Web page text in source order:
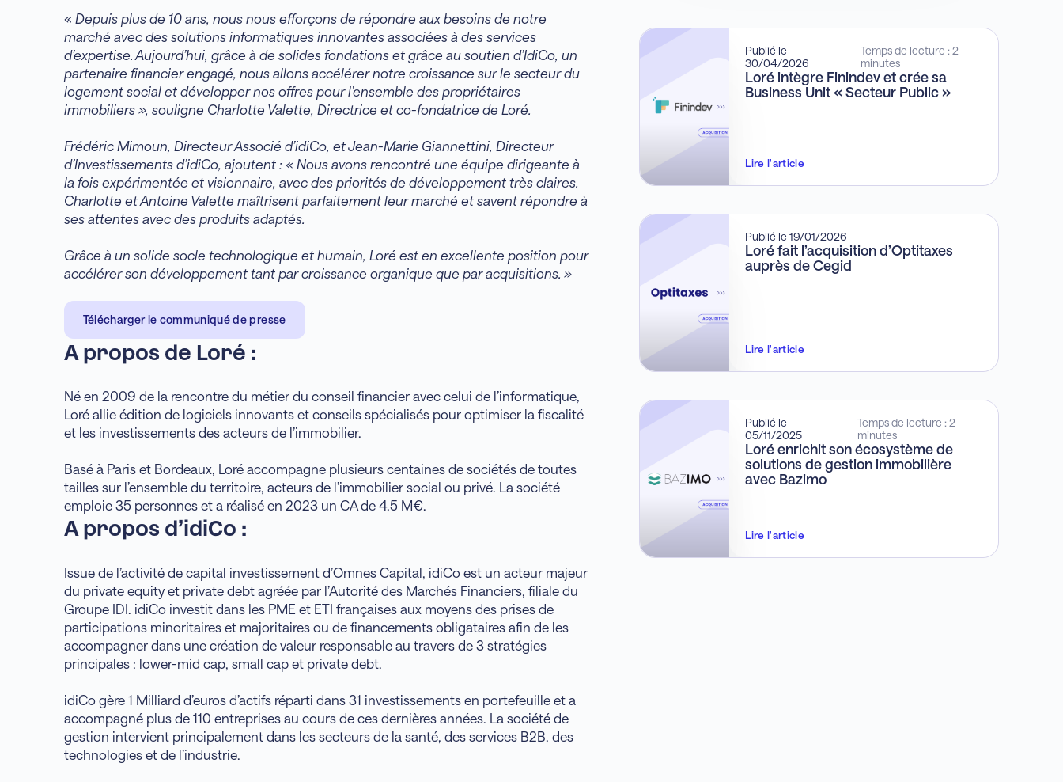
« Depuis plus de 10 ans, nous nous efforçons de répondre aux besoins de notre
marché avec des solutions informatiques innovantes associées à des services
d’expertise. Aujourd’hui, grâce à de solides fondations et grâce au soutien d’IdiCo, un
partenaire financier engagé, nous allons accélérer notre croissance sur le secteur du
logement social et développer nos offres pour l’ensemble des propriétaires
immobiliers », souligne Charlotte Valette, Directrice et co-fondatrice de Loré.
Frédéric Mimoun, Directeur Associé d’idiCo, et Jean-Marie Giannettini, Directeur
d’Investissements d’idiCo, ajoutent : « Nous avons rencontré une équipe dirigeante à
la fois expérimentée et visionnaire, avec des priorités de développement très claires.
Charlotte et Antoine Valette maîtrisent parfaitement leur marché et savent répondre à
ses attentes avec des produits adaptés.
Grâce à un solide socle technologique et humain, Loré est en excellente position pour
accélérer son développement tant par croissance organique que par acquisitions. »
Télécharger le communiqué de presse
A propos de Loré :
Né en 2009 de la rencontre du métier du conseil financier avec celui de l’informatique,
Loré allie édition de logiciels innovants et conseils spécialisés pour optimiser la fiscalité
et les investissements des acteurs de l’immobilier.
Basé à Paris et Bordeaux, Loré accompagne plusieurs centaines de sociétés de toutes
tailles sur l’ensemble du territoire, acteurs de l’immobilier social ou privé. La société
emploie 35 personnes et a réalisé en 2023 un CA de 4,5 M€.
A propos d’idiCo :
Issue de l’activité de capital investissement d’Omnes Capital, idiCo est un acteur majeur
du private equity et private debt agréée par l’Autorité des Marchés Financiers, filiale du
Groupe IDI. idiCo investit dans les PME et ETI françaises aux moyens des prises de
participations minoritaires et majoritaires ou de financements obligataires afin de les
accompagner dans une création de valeur responsable au travers de 3 stratégies
principales : lower-mid cap, small cap et private debt.
idiCo gère 1 Milliard d’euros d’actifs réparti dans 31 investissements en portefeuille et a
accompagné plus de 110 entreprises au cours de ces dernières années. La société de
gestion intervient principalement dans les secteurs de la santé, des services B2B, des
technologies et de l’industrie.
Publié le
30/04/2026
Temps de lecture : 2
minutes
Loré intègre Finindev et crée sa
Business Unit « Secteur Public »
Lire l'article
Publié le 19/01/2026
Loré fait l’acquisition d’Optitaxes
auprès de Cegid
Lire l'article
Publié le
05/11/2025
Temps de lecture : 2
minutes
Loré enrichit son écosystème de
solutions de gestion immobilière
avec Bazimo
Lire l'article